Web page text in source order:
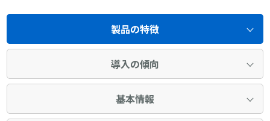
製品の特徴
導入の傾向
基本情報